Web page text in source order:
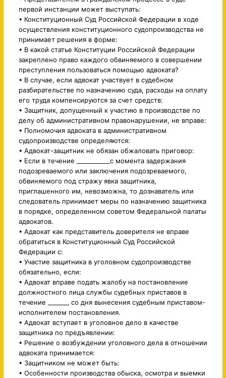
первой инстанции может выступать:
• Конституционный Суд Российской Федерации в ходе
осуществления конституционного судопроизводства не
принимает решения в форме:
• В какой статье Конституции Российской Федерации
закреплено право каждого обвиняемого в совершении
преступления пользоваться помощью адвоката?
• В случае, если адвокат участвует в судебном
разбирательстве по назначению суда, расходы на оплату
его труда компенсируются за счет средств:
• Защитник, допущенный к участию в производстве по
делу об административном правонарушении, не вправе:
• Полномочия адвоката в административном
судопроизводстве определяются:
• Адвокат-защитник не обязан обжаловать приговор:
• Если в течение ___________с момента задержания
подозреваемого или заключения подозреваемого,
обвиняемого под стражу явка защитника,
приглашенного им, невозможна, то дознаватель или
следователь принимает меры по назначению защитника
в порядке, определенном советом Федеральной палаты
адвокатов.
• Адвокат как представитель доверителя не вправе
обратиться в Конституционный Суд Российской
Федерации с:
• Участие защитника в уголовном судопроизводстве
обязательно, если:
• Адвокат вправе подать жалобу на постановление
должностного лица службы судебных приставов в
течение _______ со дня вынесения судебным приставом-
исполнителем постановления.
• Адвокат вступает в уголовное дело в качестве
защитника по предъявлении:
• Решение о возбуждении уголовного дела в отношении
адвоката принимается:
• Защитником не может быть:
• Особенности производства обыска, осмотра и выемки